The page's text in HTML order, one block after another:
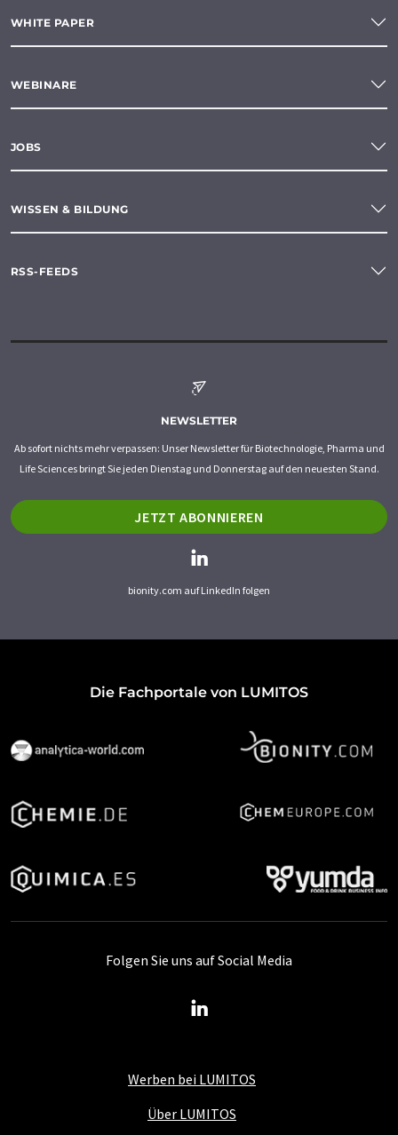
WHITE PAPER
WEBINARE
JOBS
WISSEN & BILDUNG
RSS-FEEDS
NEWSLETTER
Ab sofort nichts mehr verpassen: Unser Newsletter für Biotechnologie, Pharma und
Life Sciences bringt Sie jeden Dienstag und Donnerstag auf den neuesten Stand.
JETZT ABONNIEREN
bionity.com auf LinkedIn folgen
Die Fachportale von LUMITOS
Werben bei LUMITOS
Über LUMITOS
Folgen Sie uns auf Social Media